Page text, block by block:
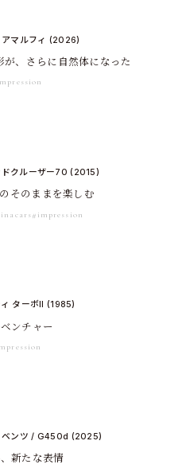
アマルフィ (2026)
が、さらに自然体になった
ドクルーザー70 (2015)
そのままを楽しむ
#impression
ターボII (1985)
ンチャー
ベンツ / G450d (2025)
新たな表情